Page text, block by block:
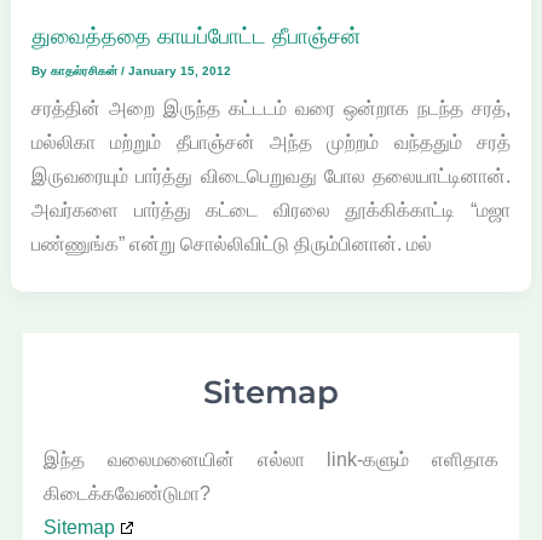
துவைத்ததை காயப்போட்ட தீபாஞ்சன்
Byகாதல்ரசிகன்/January 15, 2012
சரத்தின் அறை இருந்த கட்டடம் வரை ஒன்றாக நடந்த சரத்,
மல்லிகா மற்றும் தீபாஞ்சன் அந்த முற்றம் வந்ததும் சரத்
இருவரையும் பார்த்து விடைபெறுவது போல தலையாட்டினான்.
அவர்களை பார்த்து கட்டை விரலை தூக்கிக்காட்டி “மஜா
பண்ணுங்க” என்று சொல்லிவிட்டு திரும்பினான். மல்
Sitemap
இந்த வலைமனையின் எல்லா link-களும் எளிதாக
கிடைக்கவேண்டுமா?
Sitemap